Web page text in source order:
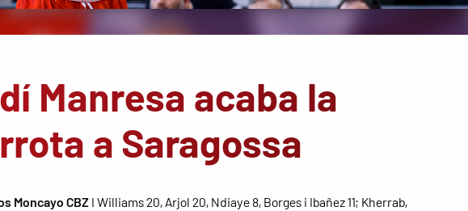
Manresa acaba la
a Saragossa
Moncayo CBZI Williams 20, Arjol 20, Ndiaye 8, Borges i Ibañez 11; Kherrab,